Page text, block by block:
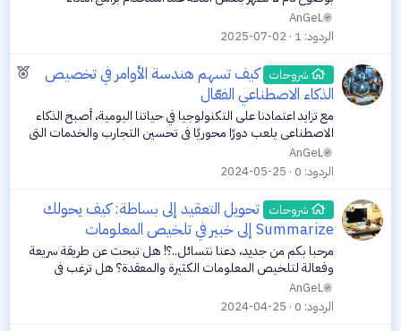
الاصطناعي؟ أنت لست وحدك. كلنا مررنا بتلك اللحظة المحبطة
التي تبدو فيها أفكارنا الرائعة...
AnGeL
الردود 1
2025-07-02
م
م
شروحات كيف تسهم هندسة الأوامر في تخصيص
الذكاء الاصطناعي الفعّال
مع تزايد اعتمادنا على التكنولوجيا في حياتنا اليومية، أصبح الذكاء
الاصطناعي يلعب دورًا محوريًا في تحسين التجارب والخدمات التي
نتلقاها. تتصدر الهندسة المتقدمة للأوامر وتخصيص الذكاء
الاصطناعي هذه...
AnGeL
الردود 0
2024-05-25
شروحات تحويل التعقيد إلى بساطة: كيف يحولك
Summarize إلى خبير في تلخيص المعلومات
مرحبا بكم من جديد، دعنا نتسائل..؟! هل تبحث عن طريقة سريعة
وفعالة لتلخيص المعلومات الكثيرة والمعقدة؟ هل ترغب في
الحصول على النقاط الرئيسية بسرعة كبيرة من مختلف المصادر؟ إذا
كانت الإجابة بنعم، فأنت...
AnGeL
الردود 0
2024-04-25